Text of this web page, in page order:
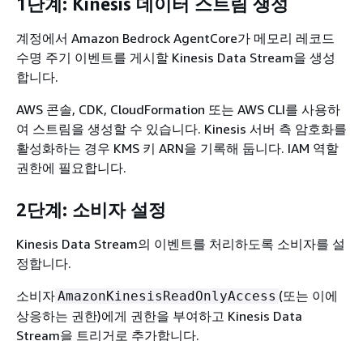
계정에서 Amazon Bedrock AgentCore가 메모리 레코드
수명 주기 이벤트를 게시할 Kinesis Data Stream을 생성
합니다.
AWS 콘솔, CDK, CloudFormation 또는 AWS CLI를 사용하
여 스트림을 생성할 수 있습니다. Kinesis 서버 측 암호화를
활성화하는 경우 KMS 키 ARN을 기록해 둡니다. IAM 역할
권한에 필요합니다.
2단계: 소비자 설정
Kinesis Data Stream의 이벤트를 처리하도록 소비자를 설
정합니다.
소비자AmazonKinesisReadOnlyAccess (또는 이에
상응하는 권한)에게 권한을 부여하고 Kinesis Data
Stream을 트리거로 추가합니다.